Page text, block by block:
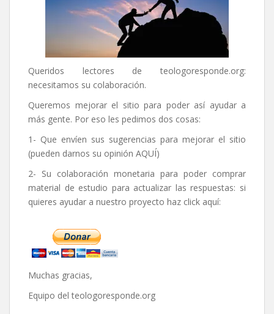
Queridos lectores de teologoresponde.org:
necesitamos su colaboración.
Queremos mejorar el sitio para poder así ayudar a
más gente. Por eso les pedimos dos cosas:
1- Que envíen sus sugerencias para mejorar el sitio
(pueden darnos su opinión AQUÍ)
2- Su colaboración monetaria para poder comprar
material de estudio para actualizar las respuestas: si
quieres ayudar a nuestro proyecto haz click aquí:
Muchas gracias,
Equipo del teologoresponde.org